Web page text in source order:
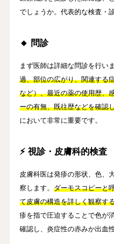
でしょうか。代表的な検査・
🔸 問診
まず医師は詳細な問診を行いま
過、部位の広がり、関連する
など）、最近の薬の使用歴、
ーの有無、既往歴などを確認
において非常に重要です。
⚡ 視診・皮膚科的検査
皮膚科医は発疹の形状、色、
察します。 ダーモスコピーと
て皮膚の構造を詳しく観察す
疹を指で圧迫することで色が
確認し、炎症性の赤みか出血